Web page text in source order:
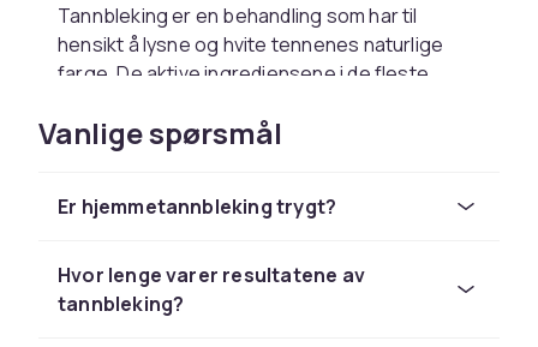
Tannbleking er en behandling som har til
hensikt å lysne og hvite tennenes naturlige
farge. De aktive ingrediensene i de fleste
eller karbamidperoksid. Disse stoffene
trenger inn i tannemaljen og bryter ned
misfarging. Resultatet er hvitere og mer
Tennene kan misfarges av mange årsaker,
inkludert kaffe, te, rødvin og sigaretter. Alder
Vanlige spørsmål
Er hjemmetannbleking trygt?
Hvor lenge varer resultatene av
tannbleking?